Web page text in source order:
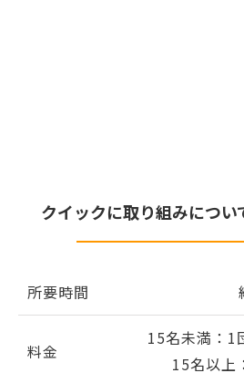
クイックに取り組みについ
所要時間
料金
15名未満：1
15名以上